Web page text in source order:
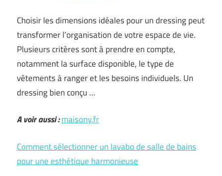
Choisir les dimensions idéales pour un dressing peut
transformer l’organisation de votre espace de vie.
Plusieurs critères sont à prendre en compte,
notamment la surface disponible, le type de
vêtements à ranger et les besoins individuels. Un
dressing bien conçu …
A voir aussi :maisony.fr
Comment sélectionner un lavabo de salle de bains
pour une esthétique harmonieuse